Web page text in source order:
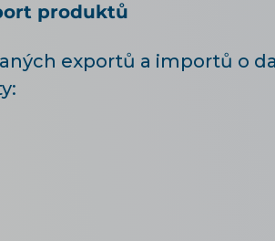
produktů
exportů a importů o